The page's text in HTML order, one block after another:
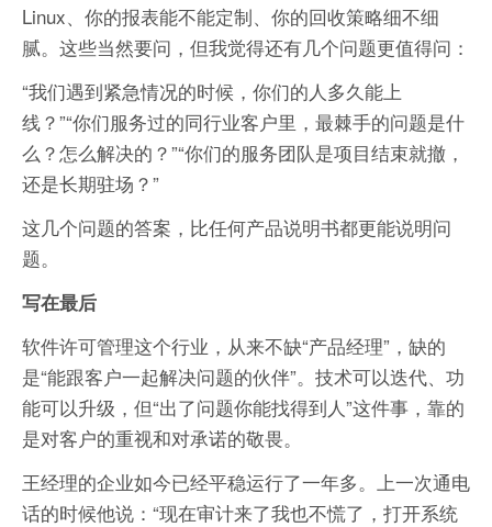
Linux、你的报表能不能定制、你的回收策略细不细
腻。这些当然要问，但我觉得还有几个问题更值得问：
“我们遇到紧急情况的时候，你们的人多久能上
线？”“你们服务过的同行业客户里，最棘手的问题是什
么？怎么解决的？”“你们的服务团队是项目结束就撤，
还是长期驻场？”
这几个问题的答案，比任何产品说明书都更能说明问
题。
写在最后
软件许可管理这个行业，从来不缺“产品经理”，缺的
是“能跟客户一起解决问题的伙伴”。技术可以迭代、功
能可以升级，但“出了问题你能找得到人”这件事，靠的
是对客户的重视和对承诺的敬畏。
王经理的企业如今已经平稳运行了一年多。上一次通电
话的时候他说：“现在审计来了我也不慌了，打开系统